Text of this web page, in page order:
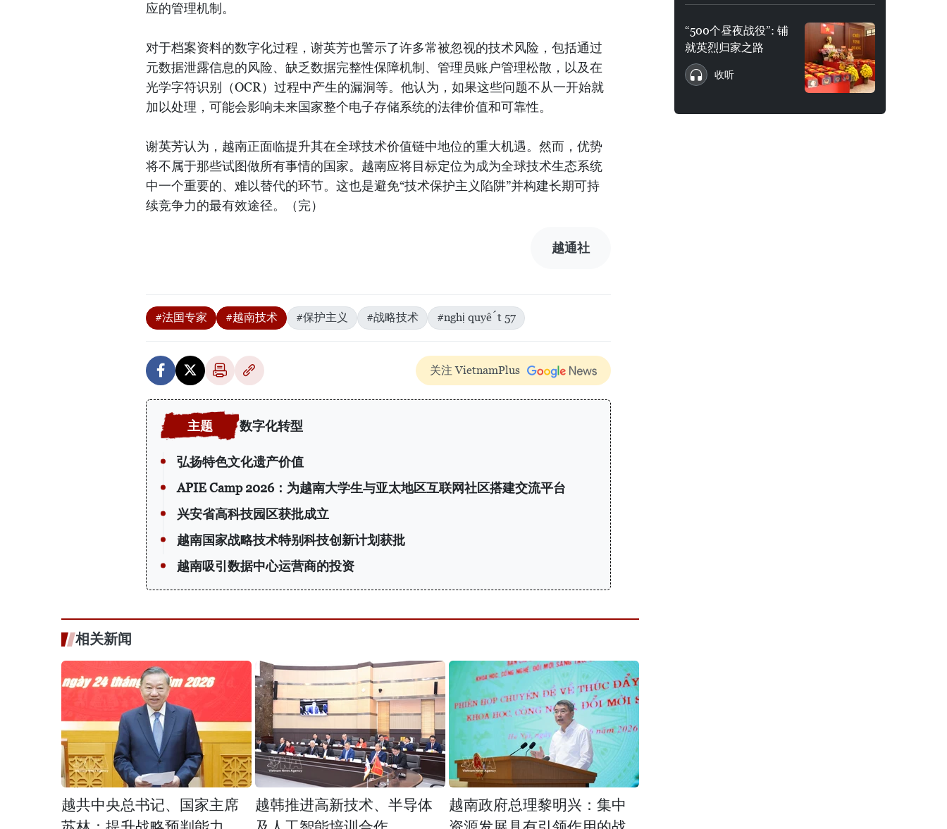
应的管理机制。
对于档案资料的数字化过程，谢英芳也警示了许多常被忽视的技术风险，包括通过
元数据泄露信息的风险、缺乏数据完整性保障机制、管理员账户管理松散，以及在
光学字符识别（OCR）过程中产生的漏洞等。他认为，如果这些问题不从一开始就
加以处理，可能会影响未来国家整个电子存储系统的法律价值和可靠性。
谢英芳认为，越南正面临提升其在全球技术价值链中地位的重大机遇。然而，优势
将不属于那些试图做所有事情的国家。越南应将目标定位为成为全球技术生态系统
中一个重要的、难以替代的环节。这也是避免“技术保护主义陷阱”并构建长期可持
续竞争力的最有效途径。（完）
越通社
#法国专家 #越南技术 #保护主义 #战略技术 #nghị quyết 57
关注 VietnamPlus
数字化转型
弘扬特色文化遗产价值
APIE Camp 2026：为越南大学生与亚太地区互联网社区搭建交流平台
兴安省高科技园区获批成立
越南国家战略技术特别科技创新计划获批
越南吸引数据中心运营商的投资
相关新闻
越共中央总书记、国家主席
越韩推进高新技术、半导体
越南政府总理黎明兴：集中
“500个昼夜战役”: 铺
就英烈归家之路
收听